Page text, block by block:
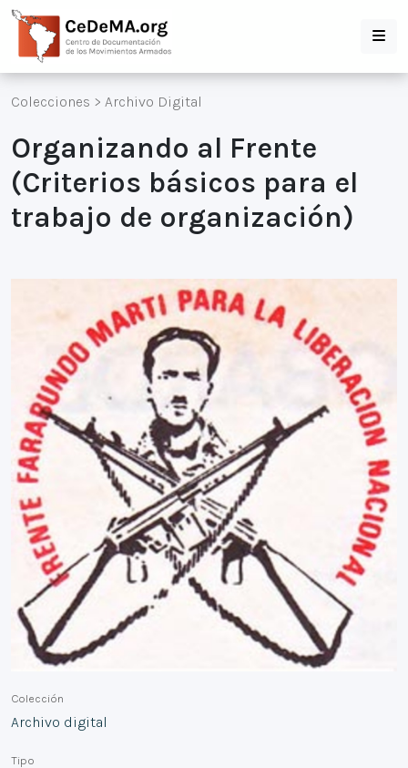
Colecciones > Archivo Digital
Organizando al Frente
(Criterios básicos para el
trabajo de organización)
Colección
Archivo digital
Tipo